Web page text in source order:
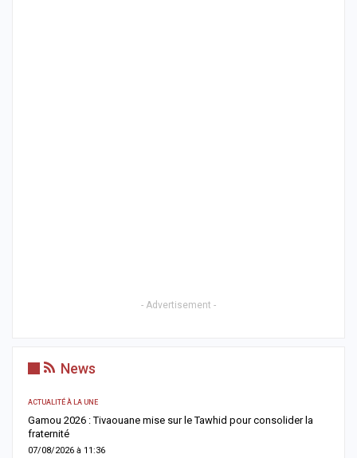
- Advertisement -
News
ACTUALITÉ À LA UNE
Gamou 2026 : Tivaouane mise sur le Tawhid pour consolider la
fraternité
07/08/2026 à 11:36